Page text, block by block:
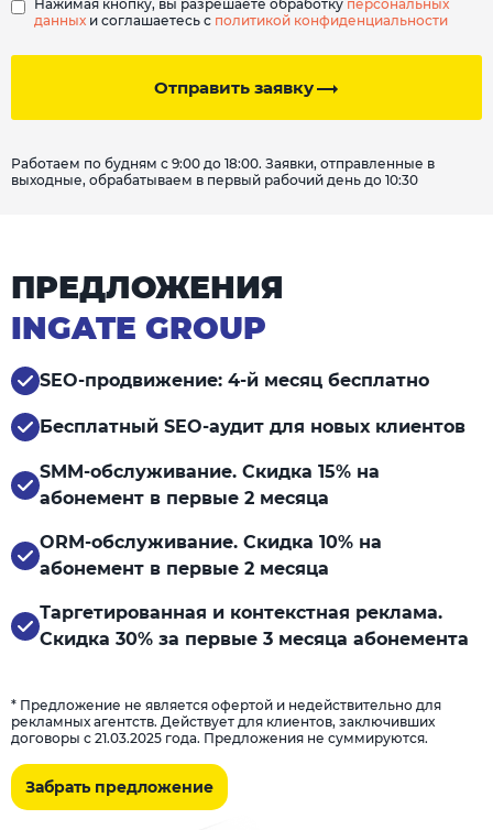
Отправить заявку
Нажимая кнопку, вы разрешаете обработку персональных
данных и соглашаетесь с политикой конфиденциальности
Работаем по будням с 9:00 до 18:00. Заявки, отправленные в
выходные, обрабатываем в первый рабочий день до 10:30
ПРЕДЛОЖЕНИЯ
INGATE GROUP
SEO-продвижение: 4-й месяц бесплатно
Бесплатный SEO-аудит для новых клиентов
SMM-обслуживание. Скидка 15% на
абонемент в первые 2 месяца
ORM-обслуживание. Скидка 10% на
абонемент в первые 2 месяца
Таргетированная и контекстная реклама.
Скидка 30% за первые 3 месяца абонемента
* Предложение не является офертой и недействительно для
рекламных агентств. Действует для клиентов, заключивших
договоры с 21.03.2025 года. Предложения не суммируются.
Забрать предложение